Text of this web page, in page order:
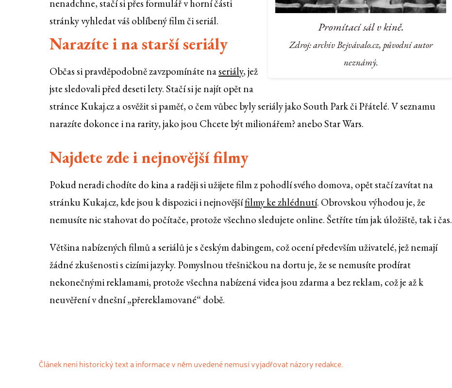
Promítací sál v kině.
Zdroj: archiv Bejvávalo.cz, původní autor
neznámý.
nenadchne, stačí si přes formulář v horní části
stránky vyhledat váš oblíbený film či seriál.
Narazíte i na starší seriály
Občas si pravděpodobně zavzpomínáte naseriály, jež
jste sledovali před deseti lety. Stačí si je najít opět na
stránce Kukaj.cz a osvěžit si paměť, o čem vůbec byly seriály jako South Park či Přátelé. V seznamu
narazíte dokonce i na rarity, jako jsou Chcete být milionářem? anebo Star Wars.
Najdete zde i nejnovější filmy
Pokud neradi chodíte do kina a raději si užijete film z pohodlí svého domova, opět stačí zavítat na
stránku Kukaj.cz, kde jsou k dispozici i nejnovějšífilmy ke zhlédnutí. Obrovskou výhodou je, že
nemusíte nic stahovat do počítače, protože všechno sledujete online. Šetříte tím jak úložiště, tak i čas.
Většina nabízených filmů a seriálů je s českým dabingem, což ocení především uživatelé, jež nemají
žádné zkušenosti s cizími jazyky. Pomyslnou třešničkou na dortu je, že se nemusíte prodírat
nekonečnými reklamami, protože všechna nabízená videa jsou zdarma a bez reklam, což je až k
neuvěření v dnešní „přereklamované“ době.
Článek není historický text a informace v něm uvedené nemusí vyjadřovat názory redakce.